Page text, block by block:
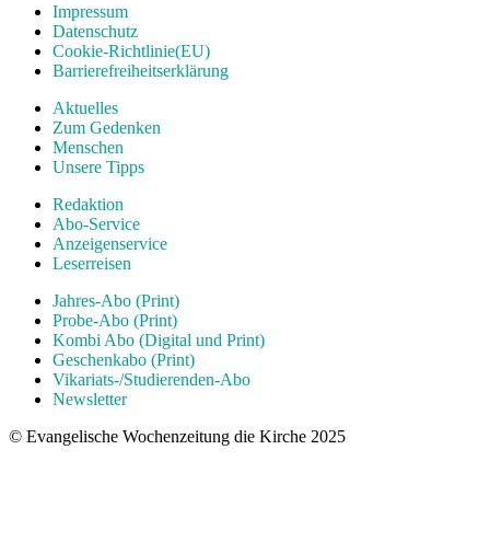
Impressum
Datenschutz
Cookie-Richtlinie(EU)
Barrierefreiheitserklärung
Aktuelles
Zum Gedenken
Menschen
Unsere Tipps
Redaktion
Abo-Service
Anzeigenservice
Leserreisen
Jahres-Abo (Print)
Probe-Abo (Print)
Kombi Abo (Digital und Print)
Geschenkabo (Print)
Vikariats-/Studierenden-Abo
Newsletter
© Evangelische Wochenzeitung die Kirche 2025